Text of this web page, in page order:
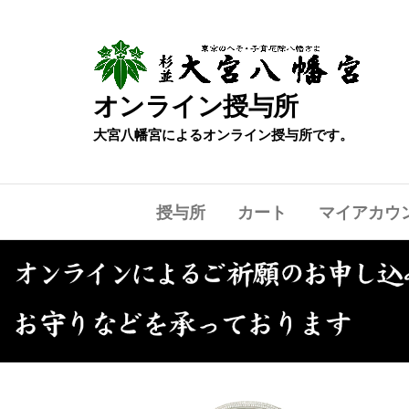
オンライン授与所
大宮八幡宮によるオンライン授与所です。
授与所 カート マイアカウ